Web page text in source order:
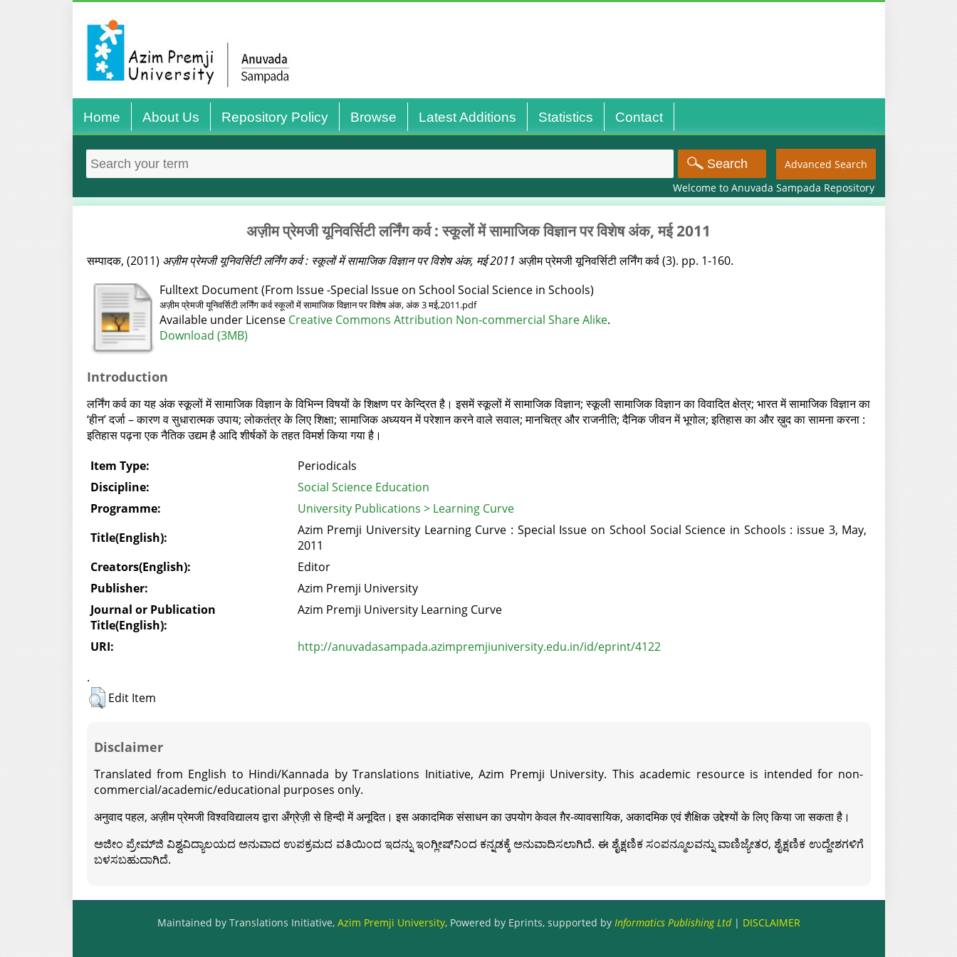
Home About Us Repository Policy Browse Latest Additions Statistics Contact
Advanced Search
Welcome to Anuvada Sampada Repository
अज़ीम प्रेमजी यूनिवर्सिटी लर्निंग कर्व : स्‍कूलों में सामाजिक विज्ञान पर विशेष अंक, मई 2011
सम्पादक, (2011) अज़ीम प्रेमजी यूनिवर्सिटी लर्निंग कर्व : स्‍कूलों में सामाजिक विज्ञान पर विशेष अंक, मई 2011 अज़ीम प्रेमजी यूनिवर्सिटी लर्निंग कर्व (3). pp. 1-160.
Fulltext Document (From Issue -Special Issue on School Social Science in Schools)
अज़ीम प्रेमजी यूनिवर्सिटी लर्निंग कर्व स्‍कूलों में सामाजिक विज्ञान पर विशेष अंक, अंक 3 मई,2011.pdf
Available under License Creative Commons Attribution Non-commercial Share Alike.
Download (3MB)
Introduction
लर्निंग कर्व का यह अंक स्‍कूलों में सामाजिक विज्ञान के विभिन्‍न विषयों के शिक्षण पर केन्द्रित है। इसमें स्‍कूलों में सा‍माजिक विज्ञान; स्‍कूली सामाजिक विज्ञान का विवादित क्षेत्र; भारत में सामाजिक विज्ञान का
‘हीन’ दर्जा – कारण व सुधारात्‍मक उपाय; लोकतंत्र के लिए शिक्षा; सामाजिक अध्‍ययन में परेशान करने वाले सवाल; मानचित्र और राजनीति; दैनिक जीवन में भूगोल; इतिहास का और ख़ुद का सामना करना :
इतिहास पढ़ना एक नैतिक उद्यम है आदि शीर्षकों के तहत विमर्श किया गया है।
Item Type:
Periodicals
Discipline:
Social Science Education
Programme:
University Publications > Learning Curve
Title(English):
Azim Premji University Learning Curve : Special Issue on School Social Science in Schools : issue 3, May,
2011
Creators(English):
Editor
Publisher:
Azim Premji University
Journal or Publication
Title(English):
Azim Premji University Learning Curve
URI:
http://anuvadasampada.azimpremjiuniversity.edu.in/id/eprint/4122
.
Edit Item
Disclaimer
Translated from English to Hindi/Kannada by Translations Initiative, Azim Premji University. This academic resource is intended for non-
commercial/academic/educational purposes only.
अनुवाद पहल, अज़ीम प्रेमजी विश्वविद्यालय द्वारा अँग्रेज़ी से हिन्दी में अनूदित। इस अकादमिक संसाधन का उपयोग केवल ग़ैर-व्यावसायिक, अकादमिक एवं शैक्षिक उद्देश्यों के लिए किया जा सकता है।
ಅಜೀಂ ಪ್ರೇಮ್‍ಜಿ ವಿಶ್ವವಿದ್ಯಾಲಯದ ಅನುವಾದ ಉಪಕ್ರಮದ ವತಿಯಿಂದ ಇದನ್ನು ಇಂಗ್ಲೀಷ್‍ನಿಂದ ಕನ್ನಡಕ್ಕೆ ಅನುವಾದಿಸಲಾಗಿದೆ. ಈ ಶೈಕ್ಷಣಿಕ ಸಂಪನ್ಮೂಲವನ್ನು ವಾಣಿಜ್ಯೇತರ, ಶೈಕ್ಷಣಿಕ ಉದ್ದೇಶಗಳಿಗೆ
ಬಳಸಬಹುದಾಗಿದೆ.
Maintained by Translations Initiative, Azim Premji University, Powered by Eprints, supported by Informatics Publishing Ltd| DISCLAIMER